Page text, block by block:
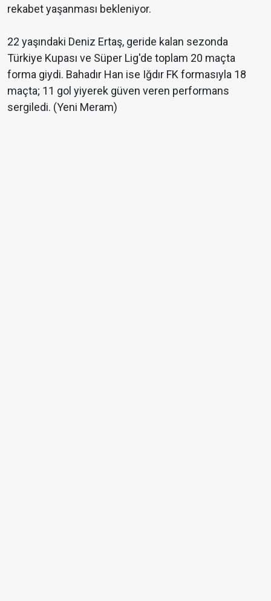
rekabet yaşanması bekleniyor.
22 yaşındaki Deniz Ertaş, geride kalan sezonda
Türkiye Kupası ve Süper Lig'de toplam 20 maçta
forma giydi. Bahadır Han ise Iğdır FK formasıyla 18
maçta; 11 gol yiyerek güven veren performans
sergiledi. (Yeni Meram)